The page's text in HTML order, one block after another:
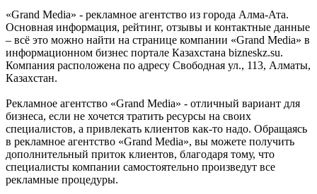
«Grand Media» - рекламное агентство из города Алма-Ата.
Основная информация, рейтинг, отзывы и контактные данные
– всё это можно найти на странице компании «Grand Media» в
информационном бизнес портале Казахстана bizneskz.su.
Компания расположена по адресу Свободная ул., 113, Алматы,
Казахстан.
Рекламное агентство «Grand Media» - отличный вариант для
бизнеса, если не хочется тратить ресурсы на своих
специалистов, а привлекать клиентов как-то надо. Обращаясь
в рекламное агентство «Grand Media», вы можете получить
дополнительный приток клиентов, благодаря тому, что
специалисты компании самостоятельно произведут все
рекламные процедуры.